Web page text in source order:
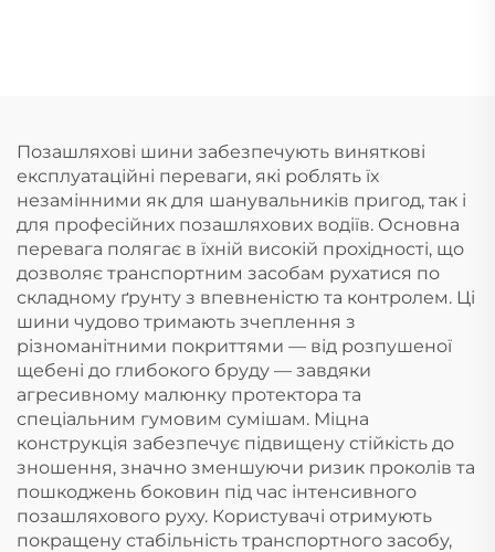
Позашляхові шини забезпечують виняткові
експлуатаційні переваги, які роблять їх
незамінними як для шанувальників пригод, так і
для професійних позашляхових водіїв. Основна
перевага полягає в їхній високій прохідності, що
дозволяє транспортним засобам рухатися по
складному ґрунту з впевненістю та контролем. Ці
шини чудово тримають зчеплення з
різноманітними покриттями — від розпушеної
щебені до глибокого бруду — завдяки
агресивному малюнку протектора та
спеціальним гумовим сумішам. Міцна
конструкція забезпечує підвищену стійкість до
зношення, значно зменшуючи ризик проколів та
пошкоджень боковин під час інтенсивного
позашляхового руху. Користувачі отримують
покращену стабільність транспортного засобу,